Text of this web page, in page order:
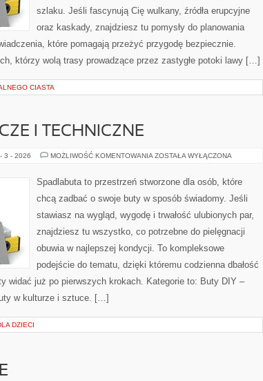
szlaku. Jeśli fascynują Cię wulkany, źródła erupcyjne
oraz kaskady, znajdziesz tu pomysły do planowania
które pomagają przeżyć przygodę bezpiecznie.
którzy wolą trasy prowadzące przez zastygłe potoki lawy […]
CIASTA
I TECHNICZNE
3 - 2026 MOŻLIWOŚĆ KOMENTOWANIA OBUWIE
TECHNICZNE
ZOSTAŁA WYŁĄCZONA
Spadlabuta to przestrzeń stworzone dla osób, które
chcą zadbać o swoje buty w sposób świadomy. Jeśli
stawiasz na wygląd, wygodę i trwałość ulubionych par,
znajdziesz tu wszystko, co potrzebne do pielęgnacji
obuwia w najlepszej kondycji. To kompleksowe
podejście do tematu, dzięki któremu codzienna dbałość
widać już po pierwszych krokach. Kategorie to: Buty DIY –
w kulturze i sztuce. […]
DZIECI